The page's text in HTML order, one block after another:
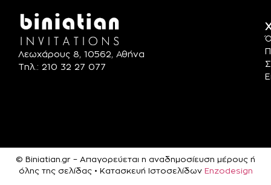
Λεωχάρους 8, 10562, Αθήνα
Τηλ.: 210 32 27 077
© Biniatian.gr – Απαγορεύεται η αναδημοσίευση μέρους ή
όλης της σελίδας • Κατασκευή Ιστοσελίδων Enzodesign